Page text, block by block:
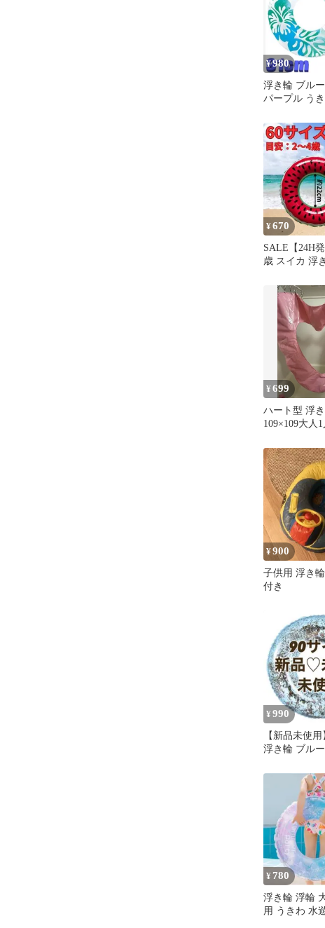
¥980
浮き輪 ブル
パープル うき
ムリング ハ
大人用 子供
59251
¥670
SALE【24H
歳 スイカ 浮
¥699
ハート型 浮
109×109大人1
¥900
子供用 浮き
付き
¥ 990
【新品未使
浮き輪 ブル
サイズ
¥ 780
浮き輪 浮輪
用 うきわ 水